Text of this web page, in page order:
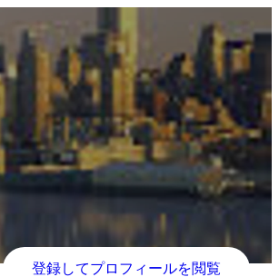
登録してプロフィールを閲覧